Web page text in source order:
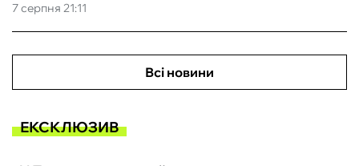
7 серпня 21:11
Всі новини
ЕКСКЛЮЗИВ